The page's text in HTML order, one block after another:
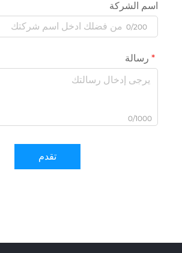
اسم الشركة
0/200
رسالة
0/1000
تقدم